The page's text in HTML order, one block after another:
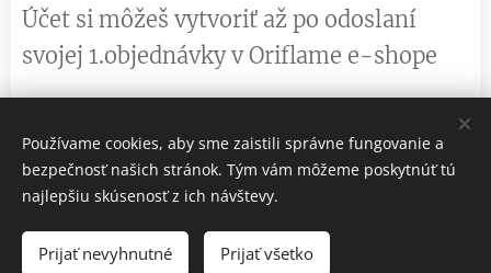
Účet si môžeš vytvoriť až po odoslaní
svojej 1.objednávky v Oriflame e-shope
VYTVORIŤ ÚČET
Používame cookies, aby sme zaistili správne fungovanie a
bezpečnosť našich stránok. Tým vám môžeme poskytnúť tú
najlepšiu skúsenosť z ich návštevy.
Prijať nevyhnutné Prijať všetko